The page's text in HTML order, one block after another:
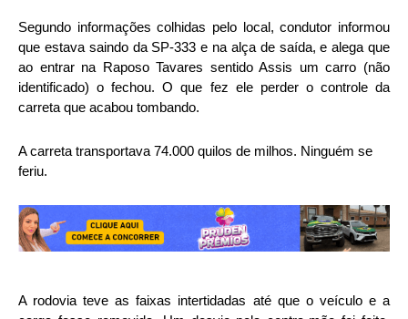
Segundo informações colhidas pelo local, condutor informou
que estava saindo da SP-333 e na alça de saída, e alega que
ao entrar na Raposo Tavares sentido Assis um carro (não
identificado) o fechou. O que fez ele perder o controle da
carreta que acabou tombando.
A carreta transportava 74.000 quilos de milhos. Ninguém se
feriu.
A rodovia teve as faixas intertidadas até que o veículo e a